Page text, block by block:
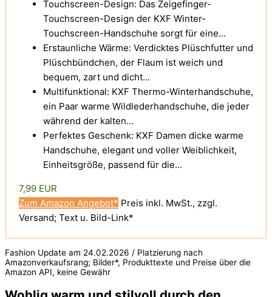
Touchscreen-Design: Das Zeigefinger-
Touchscreen-Design der KXF Winter-
Touchscreen-Handschuhe sorgt für eine...
Erstaunliche Wärme: Verdicktes Plüschfutter und
Plüschbündchen, der Flaum ist weich und
bequem, zart und dicht...
Multifunktional: KXF Thermo-Winterhandschuhe,
ein Paar warme Wildlederhandschuhe, die jeder
während der kalten...
Perfektes Geschenk: KXF Damen dicke warme
Handschuhe, elegant und voller Weiblichkeit,
Einheitsgröße, passend für die...
7,99 EUR
Zum Amazon Angebot* Preis inkl. MwSt., zzgl.
Versand; Text u. Bild-Link*
Fashion Update am 24.02.2026 / Platzierung nach
Amazonverkaufsrang; Bilder*, Produkttexte und Preise über die
Amazon API, keine Gewähr